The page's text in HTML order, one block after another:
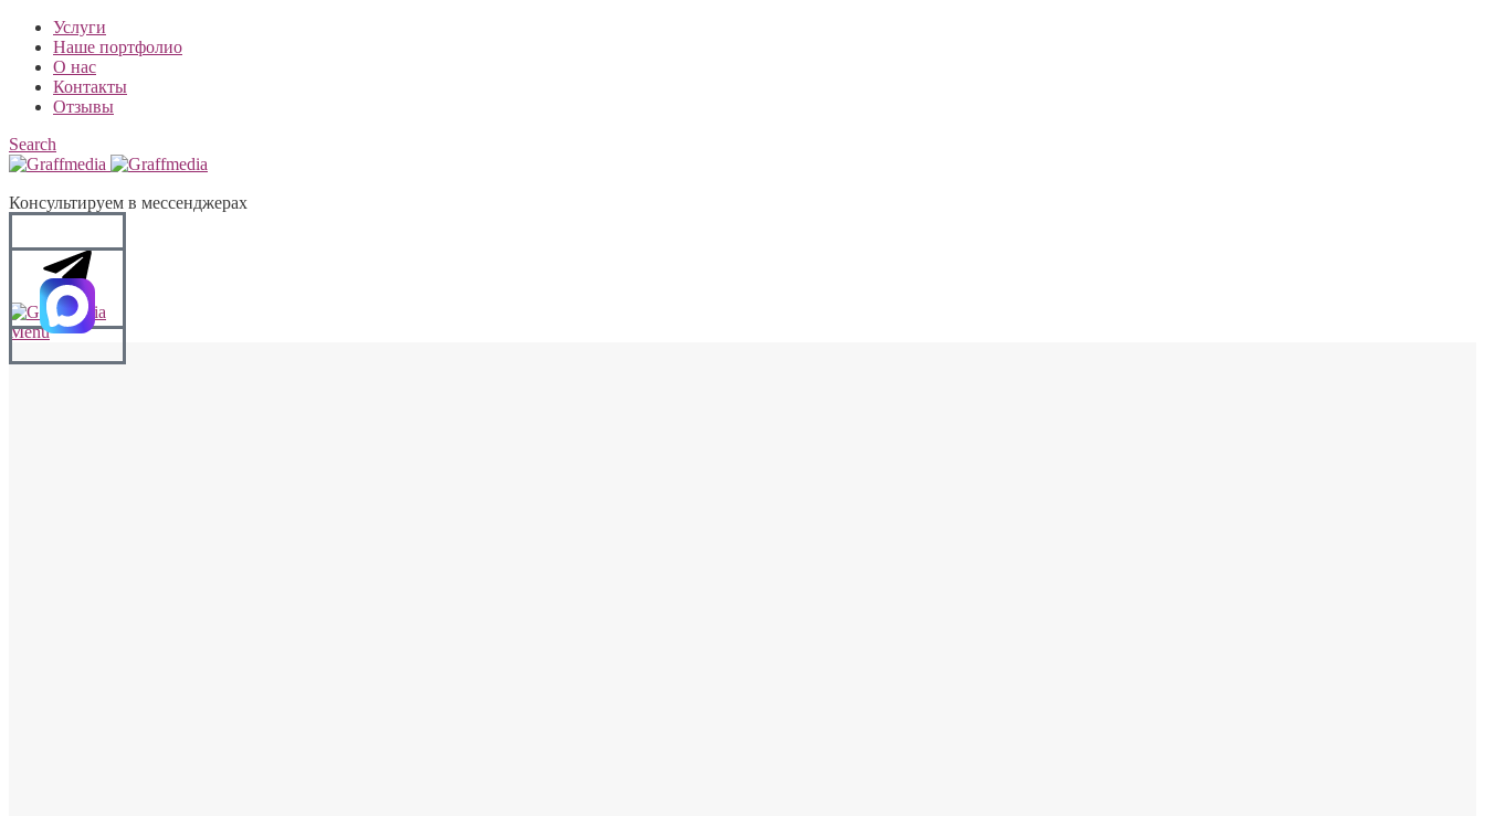
Услуги
Наше портфолио
О нас
Контакты
Отзывы
Search
Консультируем в мессенджерах
Menu